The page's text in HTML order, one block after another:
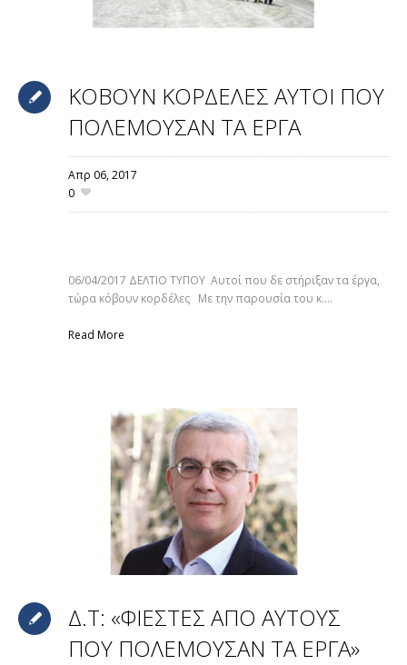
ΚΟΒΟΥΝ ΚΟΡΔΕΛΕΣ ΑΥΤΟΙ ΠΟΥ
ΠΟΛΕΜΟΥΣΑΝ ΤΑ ΕΡΓΑ
Απρ 06,2017
0
06/04/2017 ΔΕΛΤΙΟ ΤΥΠΟΥ Αυτοί που δε στήριξαν τα έργα,
τώρα κόβουν κορδέλες Με την παρουσία του κ....
Read More
Δ.Τ: «ΦΙΕΣΤΕΣ ΑΠΟ ΑΥΤΟΥΣ
ΠΟΥ ΠΟΛΕΜΟΥΣΑΝ ΤΑ ΕΡΓΑ»